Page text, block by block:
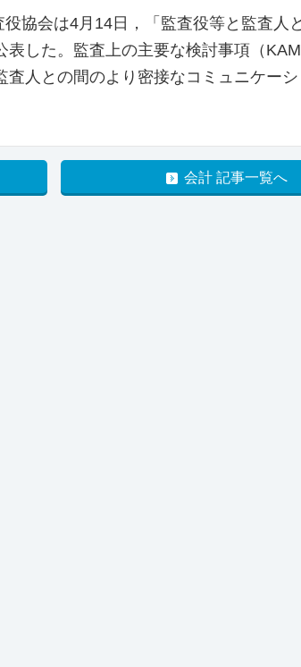
協会は4月14日，「監査役等と監査人
した。監査上の主要な検討事項（
人との間のより密接なコミュニケー
会計 記事一覧へ